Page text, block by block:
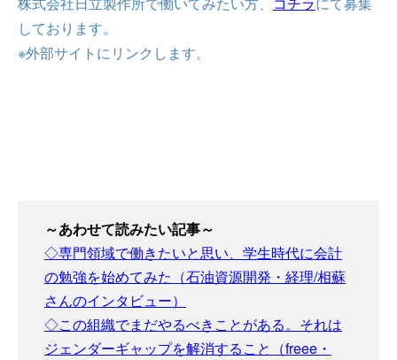
しております。
※外部サイトにリンクします。
～あわせて読みたい記事～
◇専門領域で働きたいと思い、学生時代に会計
の勉強を始めてみた（石油資源開発・経理/相蘇
さんのインタビュー）
◇この組織でまだやるべきことがある。それは
ジェンダーギャップを解消すること（freee・